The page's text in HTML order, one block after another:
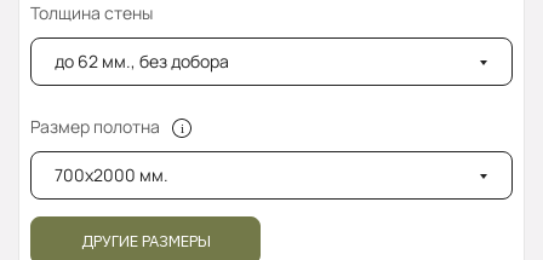
Толщина стены
до 62 мм., без добора
Размер полотна
700x2000 мм.
ДРУГИЕ РАЗМЕРЫ